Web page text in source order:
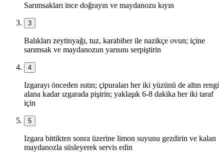
Sarımsakları ince doğrayın ve maydanozu kıyın
3
Balıkları zeytinyağı, tuz, karabiber ile nazikçe ovun; içine
sarımsak ve maydanozun yarısını serpiştirin
4
Izgarayı önceden ısıtın; çipuraları her iki yüzünü de altın rengi
alana kadar ızgarada pişirin; yaklaşık 6-8 dakika her iki taraf
için
5
Izgara bittikten sonra üzerine limon suyunu gezdirin ve kalan
maydanozla süsleyerek servis edin